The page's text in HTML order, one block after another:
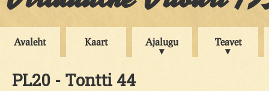
Avaleht Kaart Ajalugu Teavet
PL20 - Tontti 44